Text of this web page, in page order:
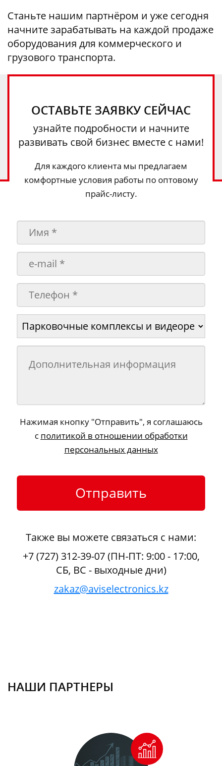
Станьте нашим партнёром и уже сегодня
начните зарабатывать на каждой продаже
оборудования для коммерческого и
грузового транспорта.
ОСТАВЬТЕ ЗАЯВКУ СЕЙЧАС
узнайте подробности и начните
развивать свой бизнес вместе с нами!
Для каждого клиента мы предлагаем
комфортные условия работы по оптовому
прайс-листу.
Нажимая кнопку "Отправить", я соглашаюсь
с политикой в отношении обработки
персональных данных
Также вы можете связаться с нами:
+7 (727) 312-39-07 (ПН-ПТ: 9:00 - 17:00,
СБ, ВС - выходные дни)
zakaz@aviselectronics.kz
НАШИ ПАРТНЕРЫ